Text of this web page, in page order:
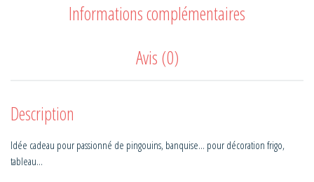
Informations complémentaires
Avis (0)
Description
Idée cadeau pour passionné de pingouins, banquise… pour décoration frigo,
tableau…